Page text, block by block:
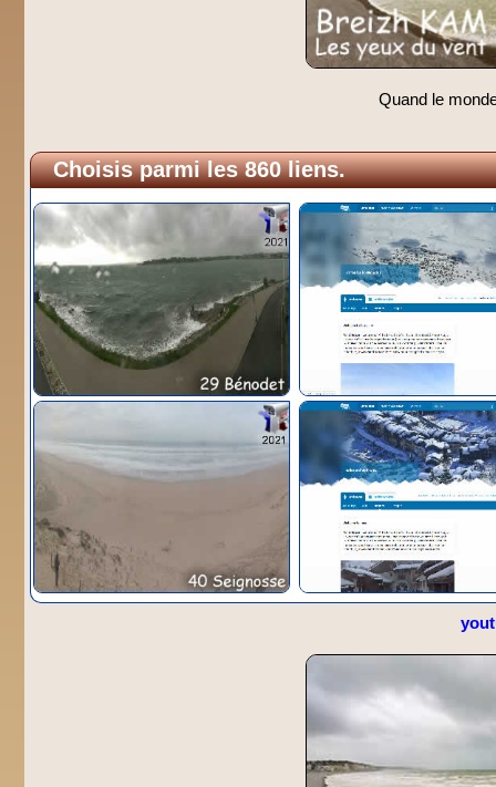
Quand le
Choisis parmi les 860 liens.